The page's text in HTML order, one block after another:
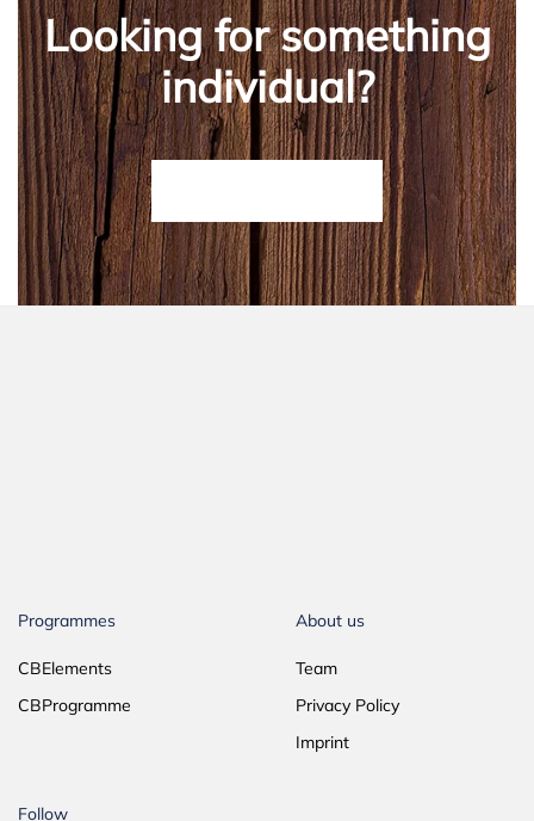
Looking for something
individual?
Programmes
CBElements
CBProgramme
About us
Team
Privacy Policy
Imprint
Follow